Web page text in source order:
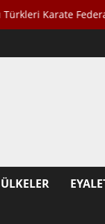
Karate Federasyonu
ÜLKELER